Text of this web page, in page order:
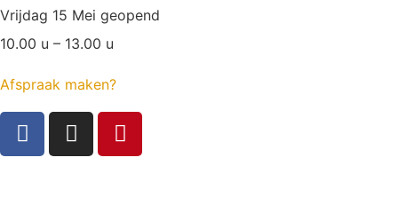
Vrijdag 15 Mei geopend
10.00 u – 13.00 u
Afspraak maken?